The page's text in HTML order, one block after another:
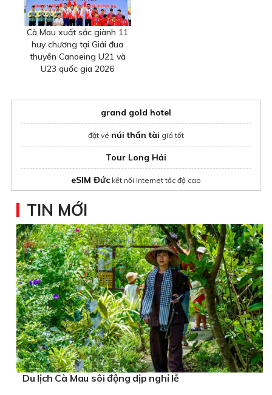
Cà Mau xuất sắc giành 11
huy chương tại Giải đua
thuyền Canoeing U21 và
U23 quốc gia 2026
grand gold hotel
đặt vé núi thần tài giá tốt
Tour Long Hải
eSIM Đức kết nối Internet tốc độ cao
thuê xe du lịch Quy Nhơn
2 Days Halong Bay Cruise
TIN MỚI
Du lịch Cà Mau sôi động dịp nghỉ lễ